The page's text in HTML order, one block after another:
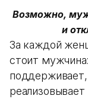
Возможно,
и
За каждой
стоит